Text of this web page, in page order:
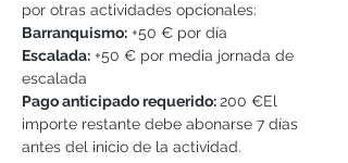
por otras actividades opcionales:
Barranquismo: +50 € por día
Escalada: +50 € por media jornada de
escalada
Pago anticipado requerido: 200 €El
importe restante debe abonarse 7 días
antes del inicio de la actividad.